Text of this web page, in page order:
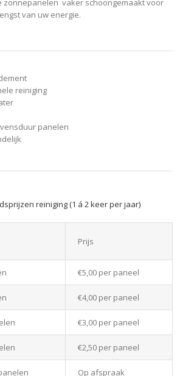
zonnepanelen vaker schoongemaakt voor
van uw energie.
reiniging
panelen
reiniging (1 á 2 keer per jaar)
Prijs
€5,00 per paneel
€4,00 per paneel
€3,00 per paneel
€2,50 per paneel
Op afspraak